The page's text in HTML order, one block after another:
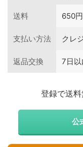
送料 650
支払い方法 クレ
返品交換 7日以
登録で送
公